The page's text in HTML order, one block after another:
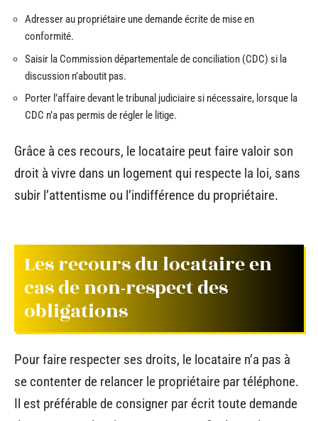
Adresser au propriétaire une demande écrite de mise en
conformité.
Saisir la Commission départementale de conciliation (CDC) si la
discussion n’aboutit pas.
Porter l’affaire devant le tribunal judiciaire si nécessaire, lorsque la
CDC n’a pas permis de régler le litige.
Grâce à ces recours, le locataire peut faire valoir son
droit à vivre dans un logement qui respecte la loi, sans
subir l’attentisme ou l’indifférence du propriétaire.
Les recours du locataire en
cas de non-respect des
obligations
Pour faire respecter ses droits, le locataire n’a pas à
se contenter de relancer le propriétaire par téléphone.
Il est préférable de consigner par écrit toute demande